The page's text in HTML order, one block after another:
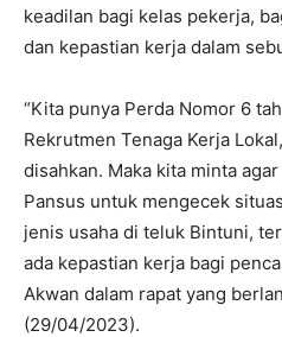
keadilan bagi kelas pekerja,
dan kepastian kerja dalam
“Kita punya Perda Nomor 6
Rekrutmen Tenaga Kerja
disahkan. Maka kita minta
Pansus untuk mengecek
jenis usaha di teluk Bintuni,
ada kepastian kerja bagi
Akwan dalam rapat yang
(29/04/2023).